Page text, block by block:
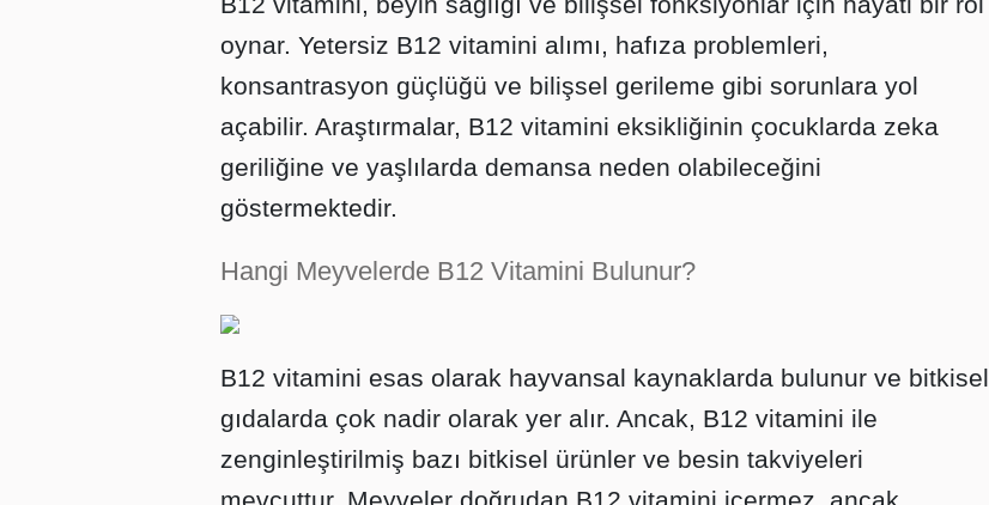
oynar. Yetersiz B12 vitamini alımı, hafıza problemleri,
konsantrasyon güçlüğü ve bilişsel gerileme gibi sorunlara yol
açabilir. Araştırmalar, B12 vitamini eksikliğinin çocuklarda zeka
geriliğine ve yaşlılarda demansa neden olabileceğini
göstermektedir.
Hangi Meyvelerde B12 Vitamini Bulunur?
B12 vitamini esas olarak hayvansal kaynaklarda bulunur ve bitkisel
gıdalarda çok nadir olarak yer alır. Ancak, B12 vitamini ile
zenginleştirilmiş bazı bitkisel ürünler ve besin takviyeleri